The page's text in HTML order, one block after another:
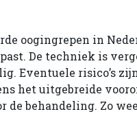
oogingrepen in
De techniek is
Eventuele risico’s
het uitgebreide
behandeling. Zo